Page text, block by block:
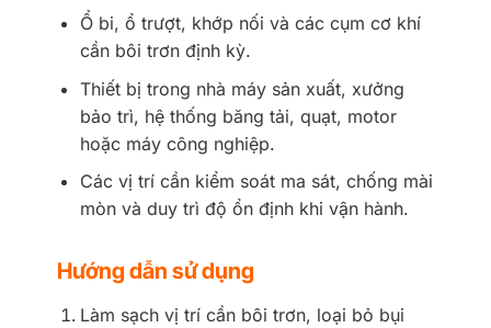
Ổ bi, ổ trượt, khớp nối và các cụm cơ khí
cần bôi trơn định kỳ.
Thiết bị trong nhà máy sản xuất, xưởng
bảo trì, hệ thống băng tải, quạt, motor
hoặc máy công nghiệp.
Các vị trí cần kiểm soát ma sát, chống mài
mòn và duy trì độ ổn định khi vận hành.
Hướng dẫn sử dụng
Làm sạch vị trí cần bôi trơn, loại bỏ bụi